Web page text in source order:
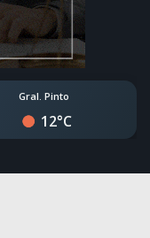
Gral. Pinto
12°C